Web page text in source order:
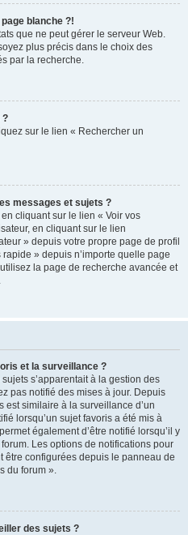
blanche ?!
que ne peut gérer le serveur Web.
plus précis dans le choix des
par la recherche.
?
sur le lien « Rechercher un
messages et sujets ?
cliquant sur le lien « Voir vos
en cliquant sur le lien
» depuis votre propre page de profil
» depuis n’importe quelle page
la page de recherche avancée et
et la surveillance ?
s’apparentait à la gestion des
pas notifié des mises à jour. Depuis
est similaire à la surveillance d’un
lorsqu’un sujet favoris a été mis à
également d’être notifié lorsqu’il y
Les options de notifications pour
être configurées depuis le panneau de
du forum ».
des sujets ?